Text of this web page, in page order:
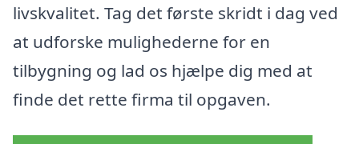
livskvalitet. Tag det første skridt i dag ved
at udforske mulighederne for en
tilbygning og lad os hjælpe dig med at
finde det rette firma til opgaven.